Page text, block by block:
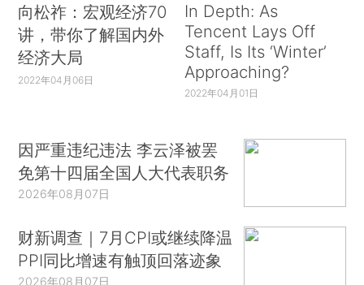
向松祚：宏观经济70
讲，带你了解国内外
经济大局
2022年04月06日
In Depth: As
Tencent Lays Off
Staff, Is Its ‘Winter’
Approaching?
2022年04月01日
因严重违纪违法 李云泽被罢
免第十四届全国人大代表职务
2026年08月07日
财新调查｜7月CPI或继续降温
PPI同比增速有触顶回落迹象
2026年08月07日